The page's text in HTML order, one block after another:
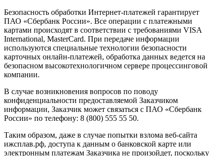
Безопасность обработки Интернет-платежей гарантирует
ПАО «Сбербанк России». Все операции с платежными
картами происходят в соответствии с требованиями VISA
International, MasterCard. При передаче информации
используются специальные технологии безопасности
карточных онлайн-платежей, обработка данных ведется на
безопасном высокотехнологичном сервере процессинговой
компании.
В случае возникновения вопросов по поводу
конфиденциальности предоставляемой Заказчиком
информации, Заказчик может связаться с ПАО «Сбербанк
России» по телефону: 8 (800) 555 55 50.
Таким образом, даже в случае попытки взлома веб-сайта
ижсплав.рф, доступа к данным о банковской карте или
электронным платежам Заказчика не произойдет, поскольку